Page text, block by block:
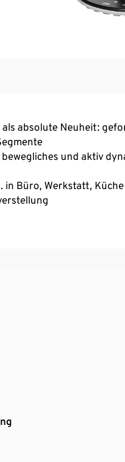
absolute Neuheit:
und aktiv
in Büro, Werkstatt,
extrem